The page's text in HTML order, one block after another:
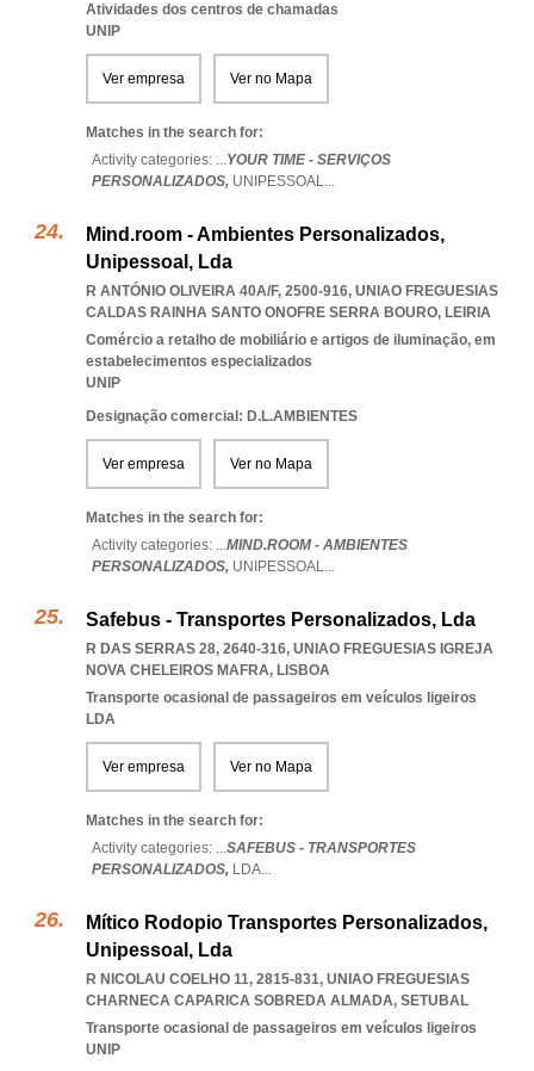
Atividades dos centros de chamadas
UNIP
Ver empresa Ver no Mapa
Matches in the search for:
Activity categories: ...YOUR TIME - SERVIÇOS
PERSONALIZADOS, UNIPESSOAL...
Mind.room - Ambientes Personalizados,
Unipessoal, Lda
R ANTÓNIO OLIVEIRA 40A/F, 2500-916, UNIAO FREGUESIAS
CALDAS RAINHA SANTO ONOFRE SERRA BOURO, LEIRIA
Comércio a retalho de mobiliário e artigos de iluminação, em
estabelecimentos especializados
UNIP
Designação comercial: D.L.AMBIENTES
Ver empresa Ver no Mapa
Matches in the search for:
Activity categories: ...MIND.ROOM - AMBIENTES
PERSONALIZADOS, UNIPESSOAL...
Safebus - Transportes Personalizados, Lda
R DAS SERRAS 28, 2640-316, UNIAO FREGUESIAS IGREJA
NOVA CHELEIROS MAFRA, LISBOA
Transporte ocasional de passageiros em veículos ligeiros
LDA
Ver empresa Ver no Mapa
Matches in the search for:
Activity categories: ...SAFEBUS - TRANSPORTES
PERSONALIZADOS, LDA...
Mítico Rodopio Transportes Personalizados,
Unipessoal, Lda
R NICOLAU COELHO 11, 2815-831, UNIAO FREGUESIAS
CHARNECA CAPARICA SOBREDA ALMADA, SETUBAL
Transporte ocasional de passageiros em veículos ligeiros
UNIP